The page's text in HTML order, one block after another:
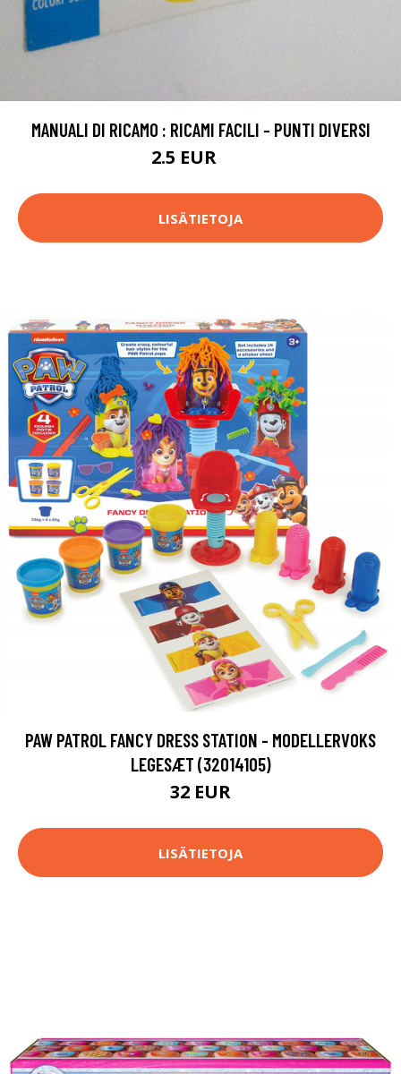
MANUALI DI RICAMO : RICAMI FACILI - PUNTI DIVERSI
2.5 EUR
LISÄTIETOJA
PAW PATROL FANCY DRESS STATION - MODELLERVOKS
LEGESÆT (32014105)
32 EUR
LISÄTIETOJA